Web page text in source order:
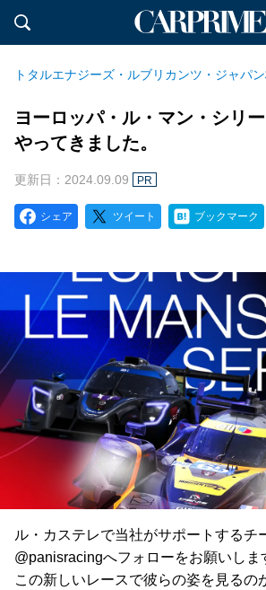
トタルエナジーズ・ルブリカンツ・ジャパ
ヨーロッパ・ル・マン・シリ
やってきました。
更新日：2024.09.09 PR
シェア ツイート ブックマーク
ル・カステレで当社がサポートするチ
@panisracingへフォローをお願いしま
この新しいレースで彼らの姿を見るの